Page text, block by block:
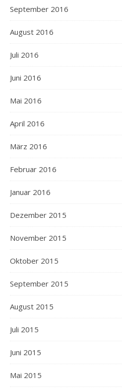
September 2016
August 2016
Juli 2016
Juni 2016
Mai 2016
April 2016
März 2016
Februar 2016
Januar 2016
Dezember 2015
November 2015
Oktober 2015
September 2015
August 2015
Juli 2015
Juni 2015
Mai 2015